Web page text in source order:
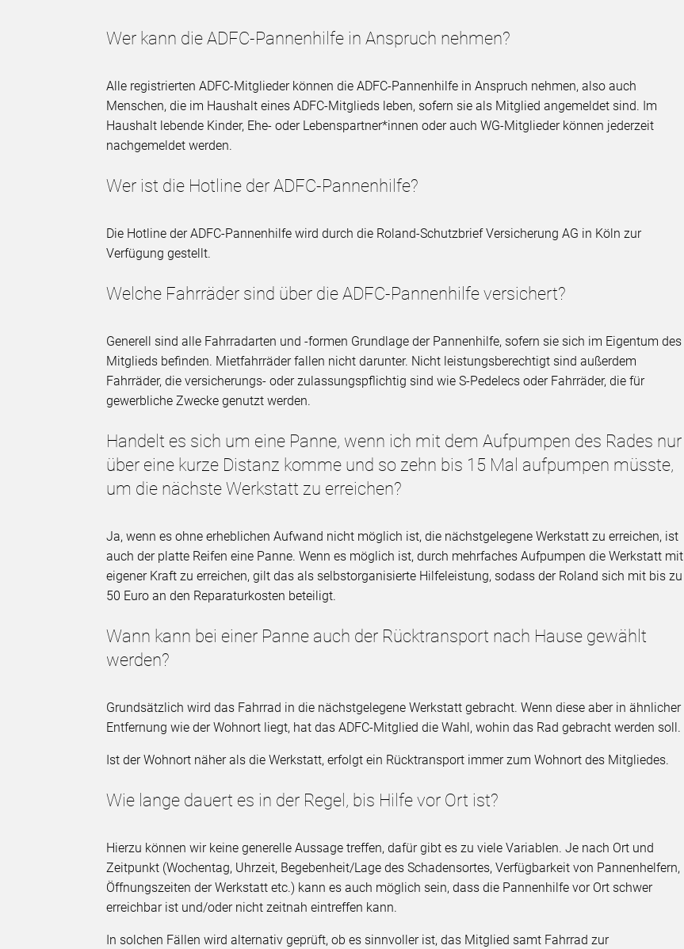
Wer kann die ADFC-Pannenhilfe in Anspruch nehmen?
Alle registrierten ADFC-Mitglieder können die ADFC-Pannenhilfe in Anspruch nehmen, also auch
Menschen, die im Haushalt eines ADFC-Mitglieds leben, sofern sie als Mitglied angemeldet sind. Im
Haushalt lebende Kinder, Ehe- oder Lebenspartner*innen oder auch WG-Mitglieder können jederzeit
nachgemeldet werden.
Wer ist die Hotline der ADFC-Pannenhilfe?
Die Hotline der ADFC-Pannenhilfe wird durch die Roland-Schutzbrief Versicherung AG in Köln zur
Verfügung gestellt.
Welche Fahrräder sind über die ADFC-Pannenhilfe versichert?
Generell sind alle Fahrradarten und -formen Grundlage der Pannenhilfe, sofern sie sich im Eigentum des
Mitglieds befinden. Mietfahrräder fallen nicht darunter. Nicht leistungsberechtigt sind außerdem
Fahrräder, die versicherungs- oder zulassungspflichtig sind wie S-Pedelecs oder Fahrräder, die für
gewerbliche Zwecke genutzt werden.
Handelt es sich um eine Panne, wenn ich mit dem Aufpumpen des Rades nur
über eine kurze Distanz komme und so zehn bis 15 Mal aufpumpen müsste,
um die nächste Werkstatt zu erreichen?
Ja, wenn es ohne erheblichen Aufwand nicht möglich ist, die nächstgelegene Werkstatt zu erreichen, ist
auch der platte Reifen eine Panne. Wenn es möglich ist, durch mehrfaches Aufpumpen die Werkstatt mit
eigener Kraft zu erreichen, gilt das als selbstorganisierte Hilfeleistung, sodass der Roland sich mit bis zu
50 Euro an den Reparaturkosten beteiligt.
Wann kann bei einer Panne auch der Rücktransport nach Hause gewählt
werden?
Grundsätzlich wird das Fahrrad in die nächstgelegene Werkstatt gebracht. Wenn diese aber in ähnlicher
Entfernung wie der Wohnort liegt, hat das ADFC-Mitglied die Wahl, wohin das Rad gebracht werden soll.
Ist der Wohnort näher als die Werkstatt, erfolgt ein Rücktransport immer zum Wohnort des Mitgliedes.
Wie lange dauert es in der Regel, bis Hilfe vor Ort ist?
Hierzu können wir keine generelle Aussage treffen, dafür gibt es zu viele Variablen. Je nach Ort und
Zeitpunkt (Wochentag, Uhrzeit, Begebenheit/Lage des Schadensortes, Verfügbarkeit von Pannenhelfern,
Öffnungszeiten der Werkstatt etc.) kann es auch möglich sein, dass die Pannenhilfe vor Ort schwer
erreichbar ist und/oder nicht zeitnah eintreffen kann.
In solchen Fällen wird alternativ geprüft, ob es sinnvoller ist, das Mitglied samt Fahrrad zur